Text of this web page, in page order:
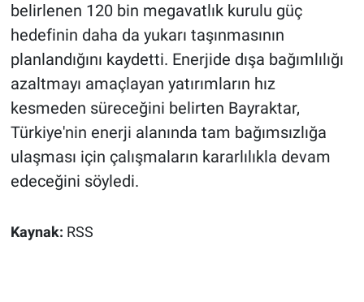
belirlenen 120 bin megavatlık kurulu güç
hedefinin daha da yukarı taşınmasının
planlandığını kaydetti. Enerjide dışa bağımlılığı
azaltmayı amaçlayan yatırımların hız
kesmeden süreceğini belirten Bayraktar,
Türkiye'nin enerji alanında tam bağımsızlığa
ulaşması için çalışmaların kararlılıkla devam
edeceğini söyledi.
Kaynak: RSS